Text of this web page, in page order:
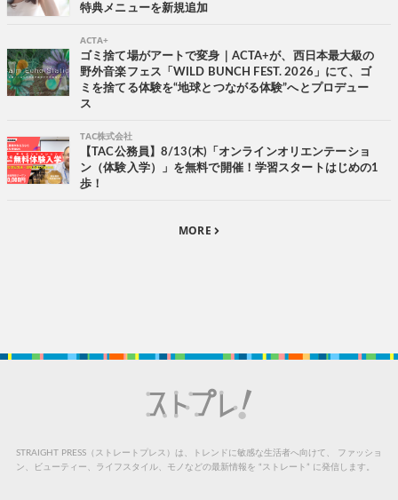
特典メニューを新規追加
ACTA+
ゴミ捨て場がアートで変身｜ACTA+が、西日本最大級の
野外音楽フェス「WILD BUNCH FEST. 2026」にて、ゴ
ミを捨てる体験を“地球とつながる体験”へとプロデュー
ス
TAC株式会社
【TAC公務員】8/13(木)「オンラインオリエンテーショ
ン（体験入学）」を無料で開催！学習スタートはじめの1
歩！
MORE
STRAIGHT PRESS（ストレートプレス）は、トレンドに敏感な生活者へ向けて、
ファッショ
ン、ビューティー、ライフスタイル、モノなどの最新情報を “ストレート” に発信します。